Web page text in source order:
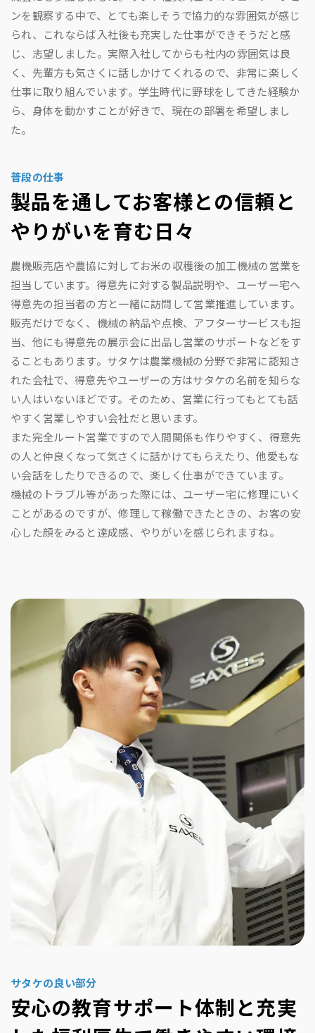
ンを観察する中で、とても楽しそうで協力的な雰囲気が感じ
られ、これならば入社後も充実した仕事ができそうだと感
じ、志望しました。実際入社してからも社内の雰囲気は良
く、先輩方も気さくに話しかけてくれるので、非常に楽しく
仕事に取り組んでいます。学生時代に野球をしてきた経験か
ら、身体を動かすことが好きで、現在の部署を希望しまし
た。
普段の仕事
製品を通してお客様との信頼と
やりがいを育む日々
農機販売店や農協に対してお米の収穫後の加工機械の営業を
担当しています。得意先に対する製品説明や、ユーザー宅へ
得意先の担当者の方と一緒に訪問して営業推進しています。
販売だけでなく、機械の納品や点検、アフターサービスも担
当、他にも得意先の展示会に出品し営業のサポートなどをす
ることもあります。サタケは農業機械の分野で非常に認知さ
れた会社で、得意先やユーザーの方はサタケの名前を知らな
い人はいないほどです。そのため、営業に行ってもとても話
やすく営業しやすい会社だと思います。
また完全ルート営業ですので人間関係も作りやすく、得意先
の人と仲良くなって気さくに話かけてもらえたり、他愛もな
い会話をしたりできるので、楽しく仕事ができています。
機械のトラブル等があった際には、ユーザー宅に修理にいく
ことがあるのですが、修理して稼働できたときの、お客の安
心した顔をみると達成感、やりがいを感じられますね。
サタケの良い部分
安心の教育サポート体制と充実